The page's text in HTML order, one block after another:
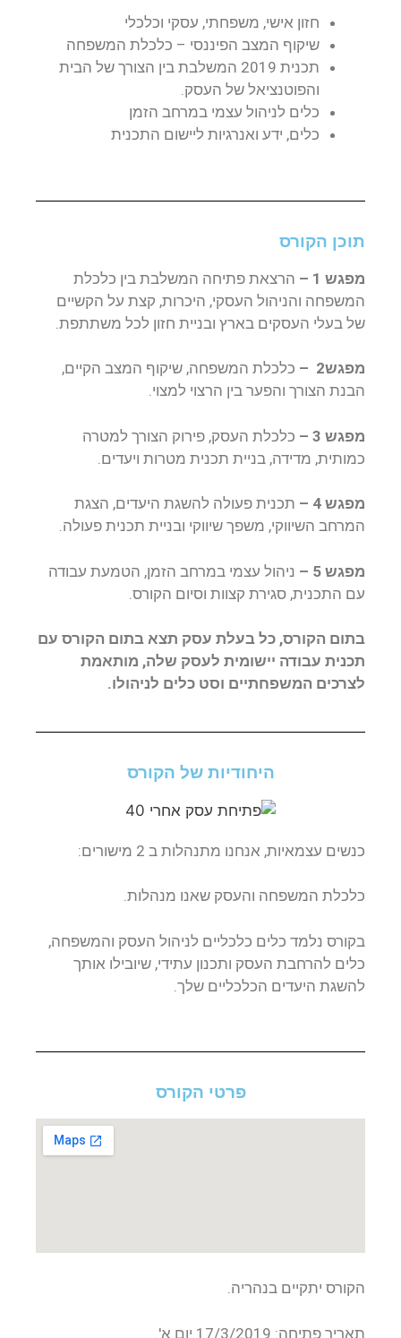
חזון אישי, משפחתי, עסקי וכלכלי
שיקוף המצב הפיננסי – כלכלת המשפחה
תכנית 2019 המשלבת בין הצורך של הבית
והפוטנציאל של העסק.
כלים לניהול עצמי במרחב הזמן
כלים, ידע ואנרגיות ליישום התכנית
תוכן הקורס
מפגש 1 –
הרצאת פתיחה המשלבת בין כלכלת
המשפחה והניהול העסקי, היכרות, קצת על הקשיים
של בעלי העסקים בארץ ובניית חזון לכל משתתפת.
מפגש2 –
כלכלת המשפחה, שיקוף המצב הקיים,
הבנת הצורך והפער בין הרצוי למצוי.
מפגש 3 –
כלכלת העסק, פירוק הצורך למטרה
כמותית, מדידה, בניית תכנית מטרות ויעדים.
מפגש 4 –
תכנית פעולה להשגת היעדים, הצגת
המרחב השיווקי, משפך שיווקי ובניית תכנית פעולה.
מפגש 5 –
ניהול עצמי במרחב הזמן, הטמעת עבודה
עם התכנית, סגירת קצוות וסיום הקורס.
בתום הקורס, כל בעלת עסק תצא בתום הקורס עם
תכנית עבודה יישומית לעסק שלה, מותאמת
לצרכים המשפחתיים וסט כלים לניהולו.
היחודיות של הקורס
כנשים עצמאיות, אנחנו מתנהלות ב 2 מישורים:
כלכלת המשפחה והעסק שאנו מנהלות.
בקורס נלמד כלים כלכליים לניהול העסק והמשפחה,
כלים להרחבת העסק ותכנון עתידי, שיובילו אותך
להשגת היעדים הכלכליים שלך.
פרטי הקורס
הקורס יתקיים בנהריה.
תאריך פתיחה: 17/3/2019 יום א'.